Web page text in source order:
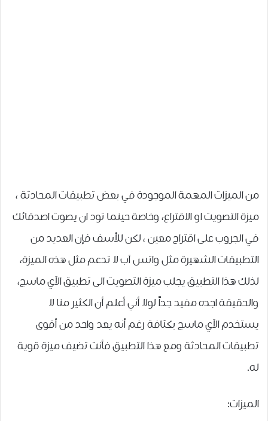
من الميزات المهمة الموجودة في بعض تطبيقات المحادثة ،
ميزة التصويت او الاقتراع، وخاصة حينما تود ان يصوت اصدقائك
في الجروب على اقتراح معين ، لكن للأسف فإن العديد من
التطبيقات الشهيرة مثل واتس آب لا تدعم مثل هذه الميزة،
لذلك هذا التطبيق يجلب ميزة التصويت الى تطبيق الآي ماسج،
والحقيقة اجده مفيد جداً لولا أني أعلم أن الكثير منا لا
يستخدم الآي ماسج بكثافة رغم أنه يعد واحد من أقوى
تطبيقات المحادثة ومع هذا التطبيق فأنت تضيف ميزة قوية
له.
الميزات: